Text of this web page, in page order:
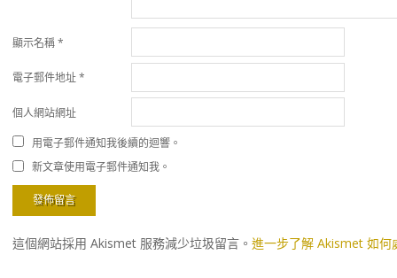
顯示名稱*
電子郵件地址*
個人網站網址
用電子郵件通知我後續的迴響。
新文章使用電子郵件通知我。
這個網站採用 Akismet 服務減少垃圾留言。 進一步了解 Akismet 如何